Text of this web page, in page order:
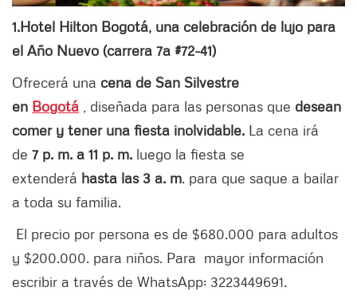
1.Hotel Hilton Bogotá, una celebración de lujo para
el Año Nuevo (carrera 7a #72-41)
Ofrecerá una cena de San Silvestre
en Bogotá , diseñada para las personas que desean
comer y tener una fiesta inolvidable. La cena irá
de 7 p. m. a 11 p. m. luego la fiesta se
extenderá hasta las 3 a. m. para que saque a bailar
a toda su familia.
El precio por persona es de $680.000 para adultos
y $200.000. para niños. Para mayor información
escribir a través de WhatsApp: 3223449691.